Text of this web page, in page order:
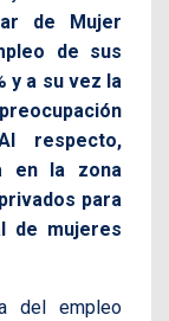
de Mujer
de sus
y a su vez la
respecto,
en la zona
para
de mujeres
del empleo